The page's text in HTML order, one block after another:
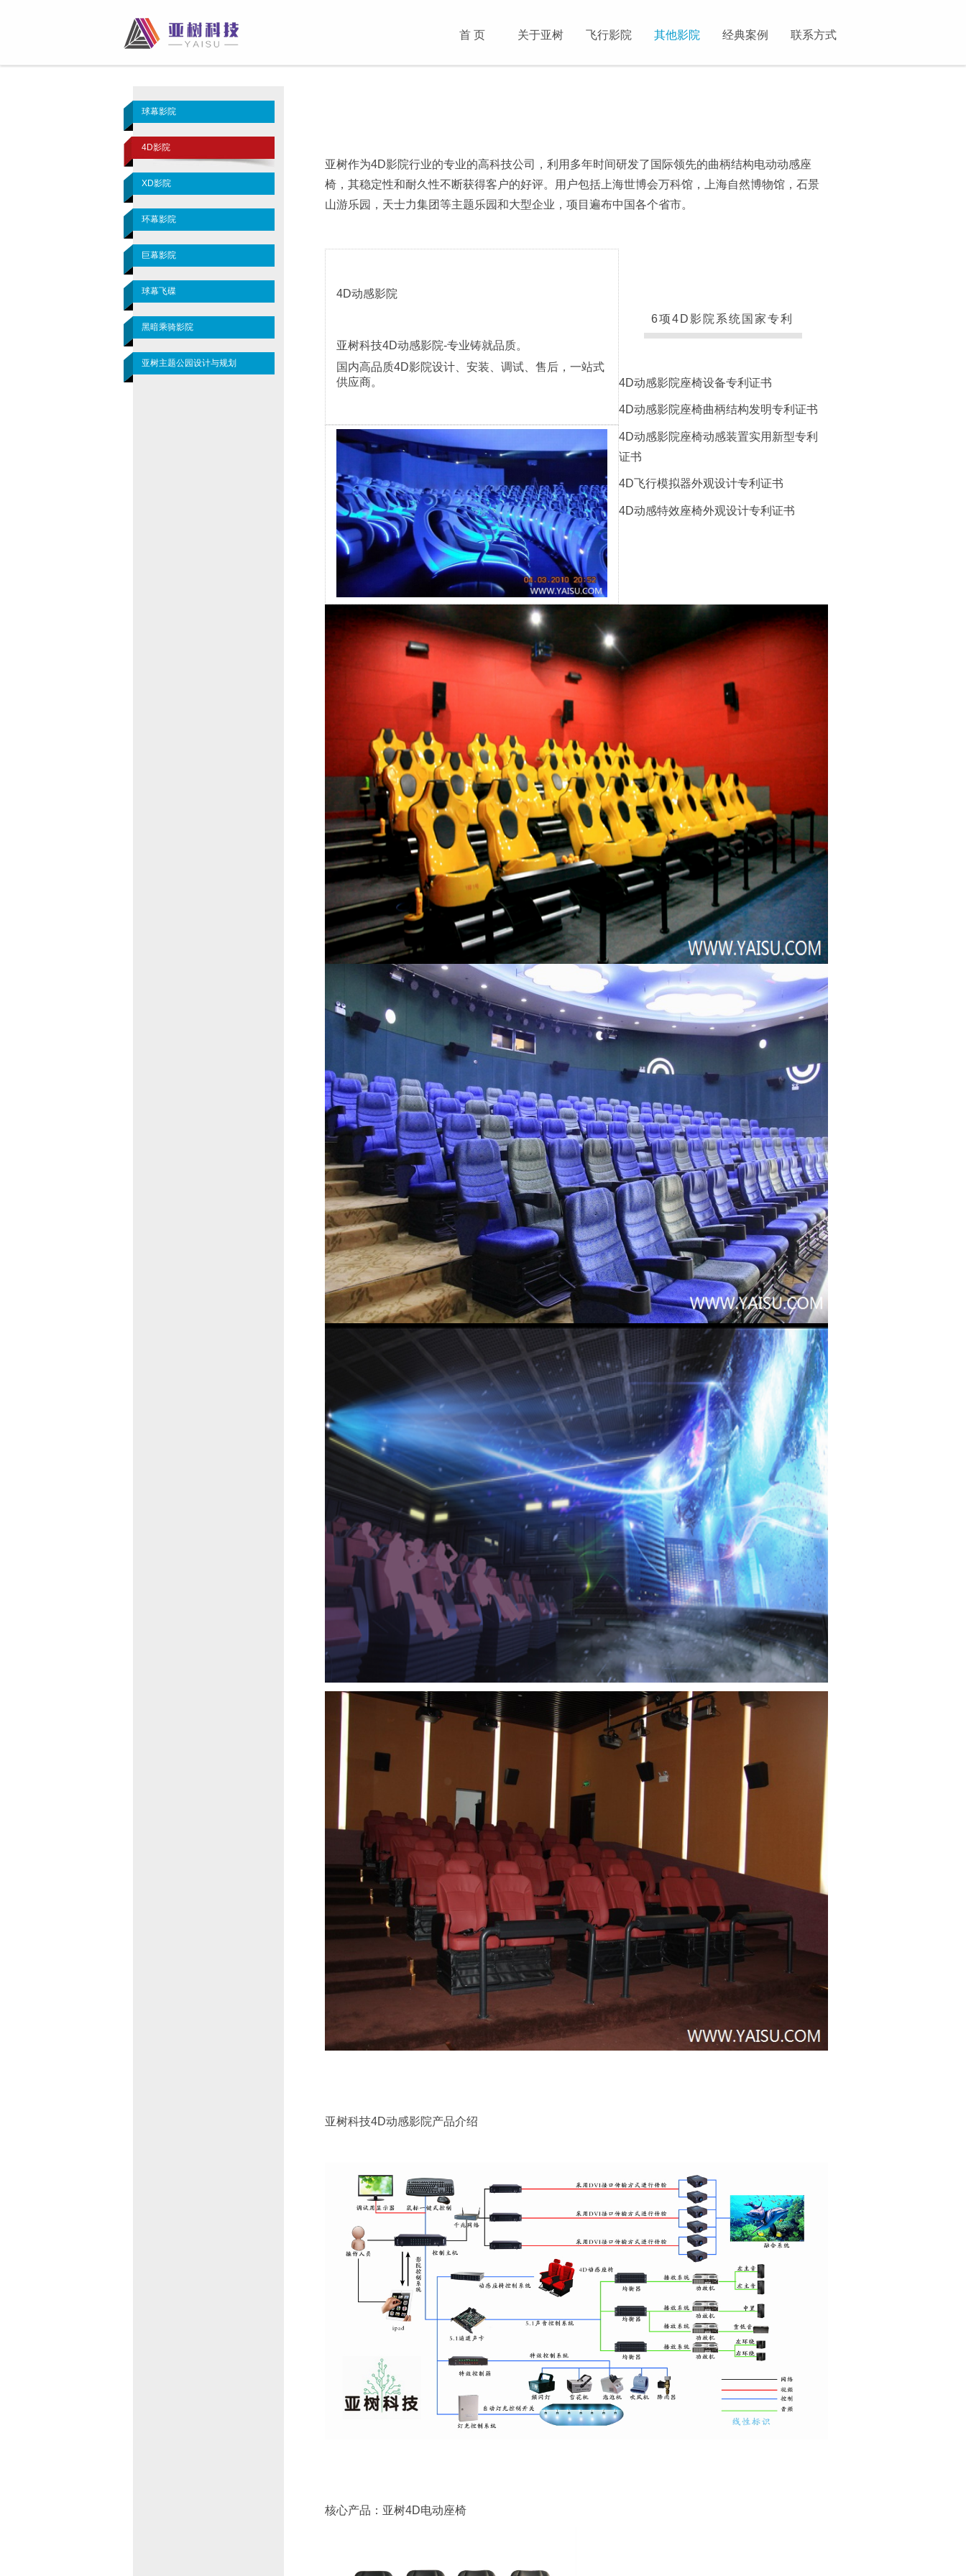
首 页 关于亚树 飞行影院 其他影院 经典案例 联系方式
球幕影院
4D影院
XD影院
环幕影院
巨幕影院
球幕飞碟
黑暗乘骑影院
亚树主题公园设计与规划
亚树作为4D影院行业的专业的高科技公司，利用多年时间研发了国际领先的曲柄结构电动动感座
椅，其稳定性和耐久性不断获得客户的好评。用户包括上海世博会万科馆，上海自然博物馆，石景
山游乐园，天士力集团等主题乐园和大型企业，项目遍布中国各个省市。
4D动感影院
亚树科技4D动感影院-专业铸就品质。
国内高品质4D影院设计、安装、调试、售后，一站式
供应商。
6项4D影院系统国家专利
4D动感影院座椅设备专利证书
4D动感影院座椅曲柄结构发明专利证书
4D动感影院座椅动感装置实用新型专利
证书
4D飞行模拟器外观设计专利证书
4D动感特效座椅外观设计专利证书
亚树科技4D动感影院产品介绍
核心产品：亚树4D电动座椅